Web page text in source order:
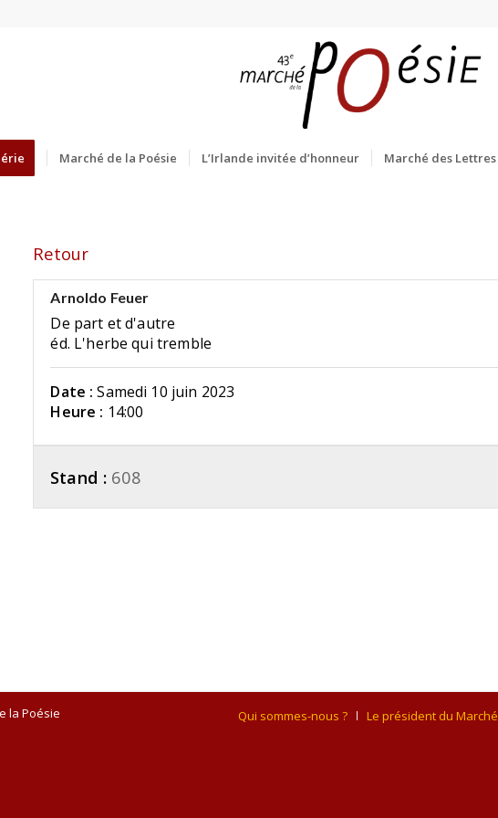
Marché de la Poésie L’Irlande invitée d’honneur Marché des Lettres
Retour
Arnoldo Feuer
De part et d'autre
éd. L'herbe qui tremble
Date : Samedi 10 juin 2023
Heure : 14:00
Stand : 608
la Poésie Qui sommes-nous ? Le président du Marché